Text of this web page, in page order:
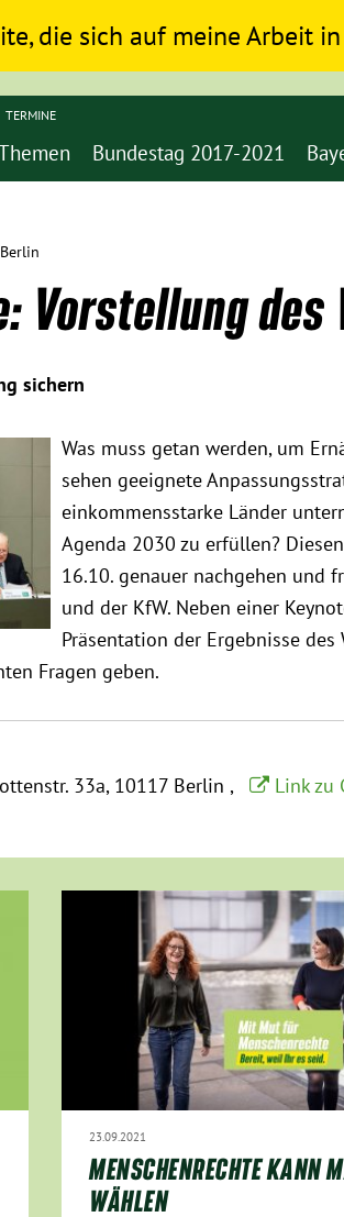
die sich auf meine Arbeit
Bundestag 2017-2021
TERMINE
Vorstellung des
sichern
Was muss getan werden, um
sehen geeignete
einkommensstarke Länder
Agenda 2030 zu erfüllen?
16.10. genauer nachgehen und
und der KfW. Neben einer
Präsentation der Ergebnisse
Fragen geben.
33a 10117 Berlin Link zu
23.09.2021
MENSCHENRECHTE KANN
WÄHLEN